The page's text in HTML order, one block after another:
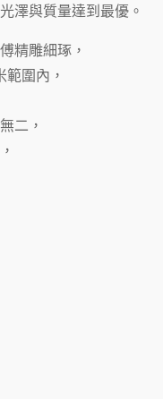
澤與質量達到最優。
精雕細琢，
圍內，
二，